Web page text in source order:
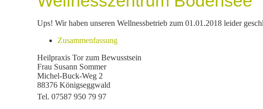
Ups! Wir haben unseren Wellnessbetrieb zum 01.01.2018 leider
Zusammenfassung
Heilpraxis Tor zum Bewusstsein
Frau Susann Sommer
Michel-Buck-Weg 2
88376 Königseggwald
Tel. 07587 950 79 97